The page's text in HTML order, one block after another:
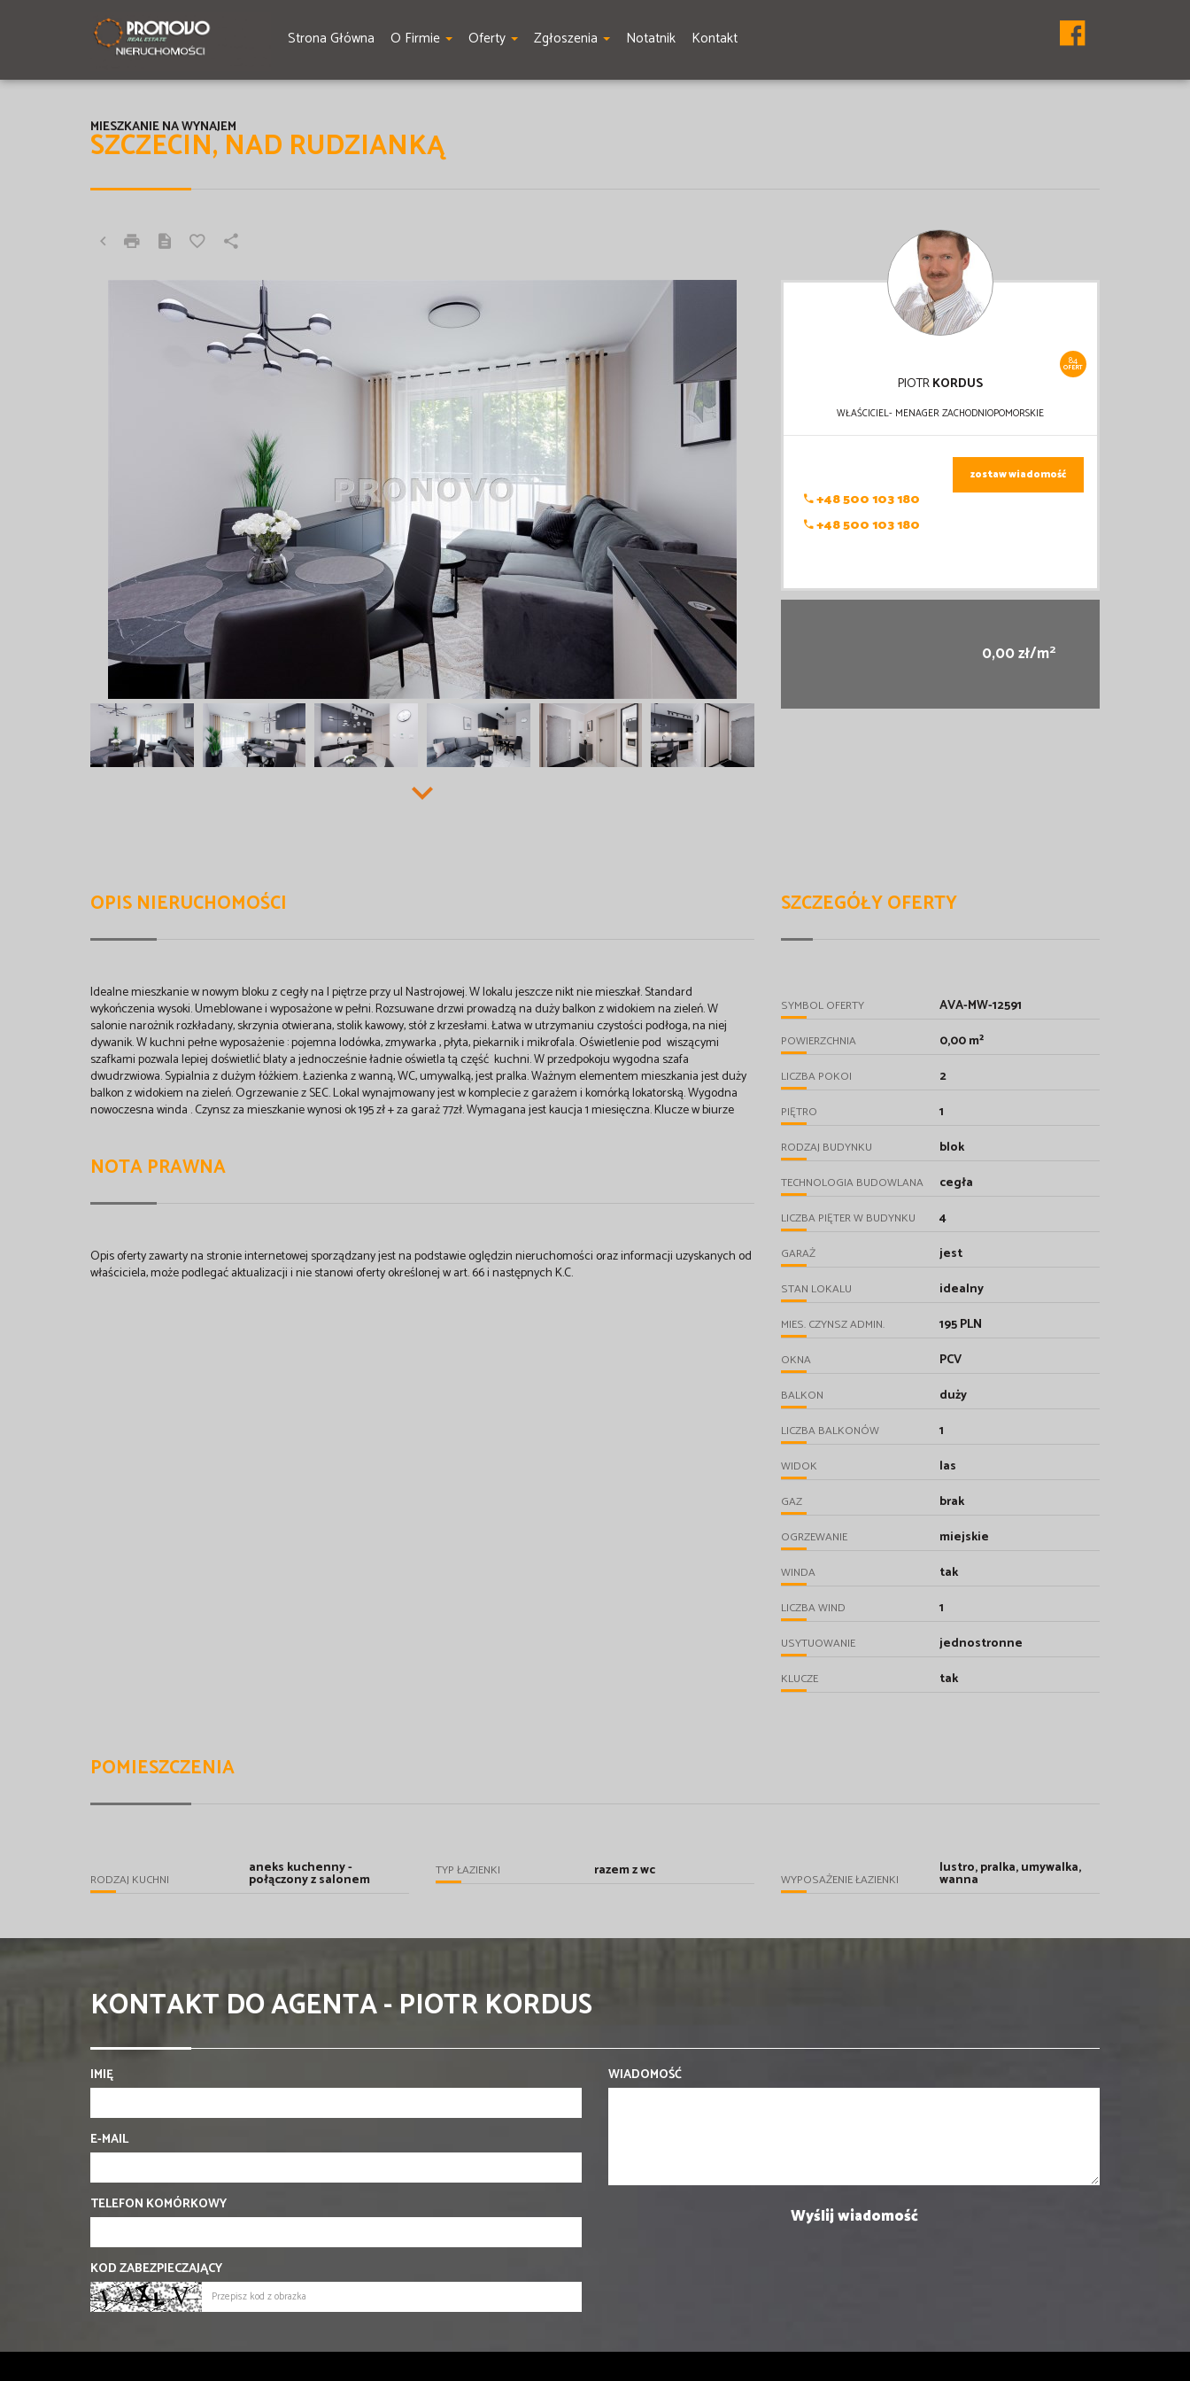
Strona Główna O Firmie Oferty Zgłoszenia Notatnik Kontakt
SZCZECIN, NAD RUDZIANKĄ
MIESZKANIE NA WYNAJEM
84
OFERT
PIOTRKORDUS
WŁAŚCICIEL- MENAGER ZACHODNIOPOMORSKIE
+48 500 103 180
+48 500 103 180
zostaw wiadomość
0,00 zł/m2
OPIS NIERUCHOMOŚCI
Idealne mieszkanie w nowym bloku z cegły na I piętrze przy ul Nastrojowej. W lokalu jeszcze nikt nie mieszkał. Standard
wykończenia wysoki. Umeblowane i wyposażone w pełni. Rozsuwane drzwi prowadzą na duży balkon z widokiem na zieleń. W
salonie narożnik rozkładany, skrzynia otwierana, stolik kawowy, stół z krzesłami. Łatwa w utrzymaniu czystości podłoga, na niej
dywanik. W kuchni pełne wyposażenie : pojemna lodówka, zmywarka , płyta, piekarnik i mikrofala. Oświetlenie pod wiszącymi
szafkami pozwala lepiej doświetlić blaty a jednocześnie ładnie oświetla tą część kuchni. W przedpokoju wygodna szafa
dwudrzwiowa. Sypialnia z dużym łóżkiem. Łazienka z wanną, WC, umywalką, jest pralka. Ważnym elementem mieszkania jest duży
balkon z widokiem na zieleń. Ogrzewanie z SEC. Lokal wynajmowany jest w komplecie z garażem i komórką lokatorską. Wygodna
nowoczesna winda . Czynsz za mieszkanie wynosi ok 195 zł + za garaż 77zł. Wymagana jest kaucja 1 miesięczna. Klucze w biurze
NOTA PRAWNA
Opis oferty zawarty na stronie internetowej sporządzany jest na podstawie oględzin nieruchomości oraz informacji uzyskanych od
właściciela, może podlegać aktualizacji i nie stanowi oferty określonej w art. 66 i następnych K.C.
SZCZEGÓŁY OFERTY
SYMBOL OFERTY AVA-MW-12591
POWIERZCHNIA 0,00 m²
LICZBA POKOI 2
PIĘTRO 1
RODZAJ BUDYNKU blok
TECHNOLOGIA BUDOWLANA cegła
LICZBA PIĘTER W BUDYNKU 4
GARAŻ jest
STAN LOKALU idealny
MIES. CZYNSZ ADMIN. 195 PLN
OKNA PCV
BALKON duży
LICZBA BALKONÓW 1
WIDOK las
GAZ brak
OGRZEWANIE miejskie
WINDA tak
LICZBA WIND 1
USYTUOWANIE jednostronne
KLUCZE tak
POMIESZCZENIA
RODZAJ KUCHNI
aneks kuchenny -
połączony z salonem TYP ŁAZIENKI razem z wc WYPOSAŻENIE ŁAZIENKI
lustro, pralka, umywalka,
wanna
KONTAKT DO AGENTA - PIOTR KORDUS
IMIĘ
E-MAIL
TELEFON KOMÓRKOWY
KOD ZABEZPIECZAJĄCY
WIADOMOŚĆ